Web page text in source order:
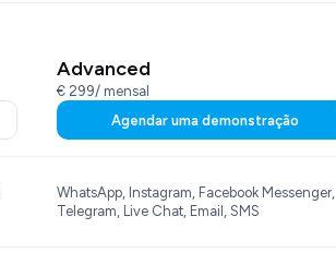
Advanced
€ 299/ mensal
Agendar uma demonstração
WhatsApp, Instagram, Facebook Messenger,
Telegram, Live Chat, Email, SMS